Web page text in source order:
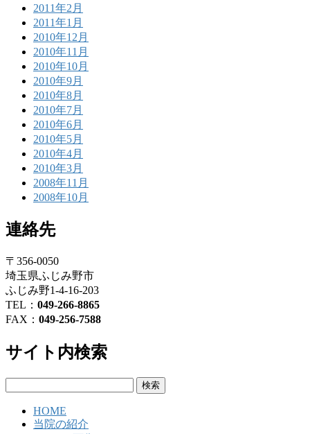
2011年2月
2011年1月
2010年12月
2010年11月
2010年10月
2010年9月
2010年8月
2010年7月
2010年6月
2010年5月
2010年4月
2010年3月
2008年11月
2008年10月
連絡先
〒356-0050
埼玉県ふじみ野市
ふじみ野1-4-16-203
TEL： 049-266-8865
FAX： 049-256-7588
サイト内検索
HOME
当院の紹介